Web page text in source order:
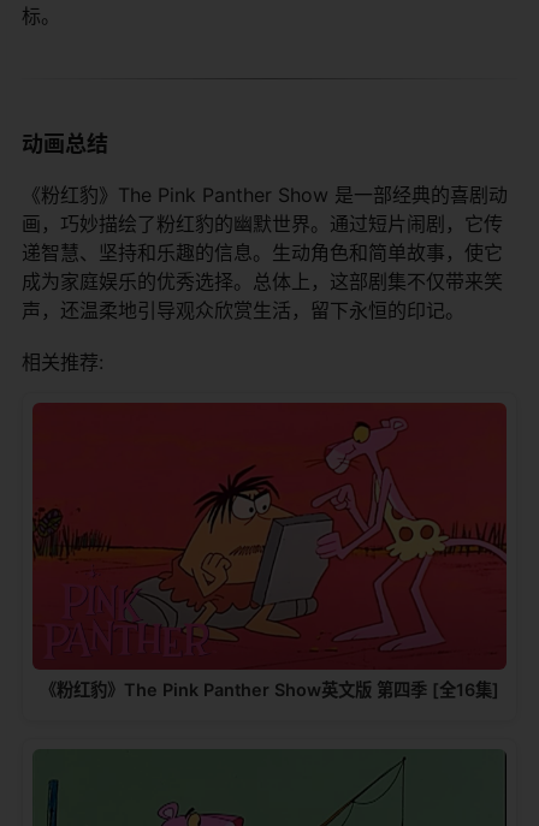
标。
动画总结
《粉红豹》The Pink Panther Show 是一部经典的喜剧动
画，巧妙描绘了粉红豹的幽默世界。通过短片闹剧，它传
递智慧、坚持和乐趣的信息。生动角色和简单故事，使它
成为家庭娱乐的优秀选择。总体上，这部剧集不仅带来笑
声，还温柔地引导观众欣赏生活，留下永恒的印记。
相关推荐:
《粉红豹》The Pink Panther Show英文版 第四季 [全16集]